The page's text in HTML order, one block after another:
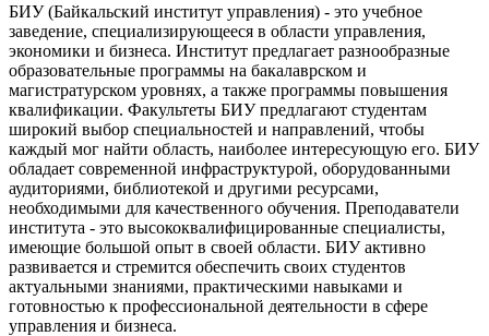
БИУ (Байкальский институт управления) - это учебное
заведение, специализирующееся в области управления,
экономики и бизнеса. Институт предлагает разнообразные
образовательные программы на бакалаврском и
магистратурском уровнях, а также программы повышения
квалификации. Факультеты БИУ предлагают студентам
широкий выбор специальностей и направлений, чтобы
каждый мог найти область, наиболее интересующую его. БИУ
обладает современной инфраструктурой, оборудованными
аудиториями, библиотекой и другими ресурсами,
необходимыми для качественного обучения. Преподаватели
института - это высококвалифицированные специалисты,
имеющие большой опыт в своей области. БИУ активно
развивается и стремится обеспечить своих студентов
актуальными знаниями, практическими навыками и
готовностью к профессиональной деятельности в сфере
управления и бизнеса.